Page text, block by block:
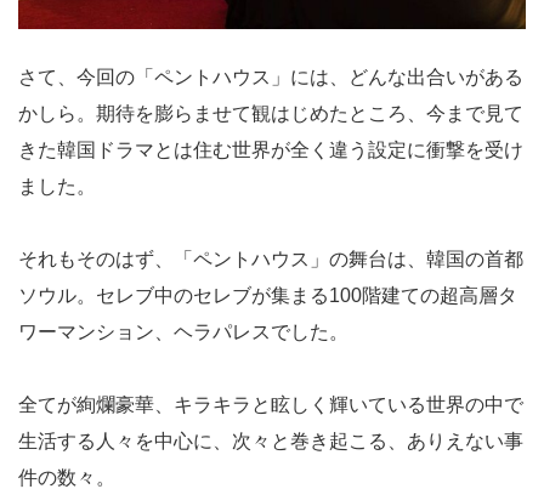
さて、今回の「ペントハウス」には、どんな出合いがある
かしら。期待を膨らませて観はじめたところ、今まで見て
きた韓国ドラマとは住む世界が全く違う設定に衝撃を受け
ました。
それもそのはず、「ペントハウス」の舞台は、韓国の首都
ソウル。セレブ中のセレブが集まる100階建ての超高層タ
ワーマンション、ヘラパレスでした。
全てが絢爛豪華、キラキラと眩しく輝いている世界の中で
生活する人々を中心に、次々と巻き起こる、ありえない事
件の数々。